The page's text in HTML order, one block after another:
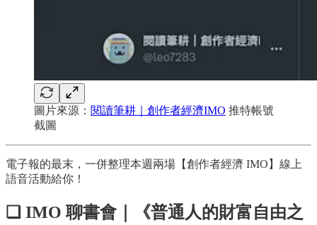
圖片來源： 閱讀筆耕｜創作者經濟IMO 推特帳號
截圖
電子報的最末，一併整理本週兩場【創作者經濟 IMO】線上
語音活動給你！
❏ IMO 聊書會｜《普通人的財富自由之